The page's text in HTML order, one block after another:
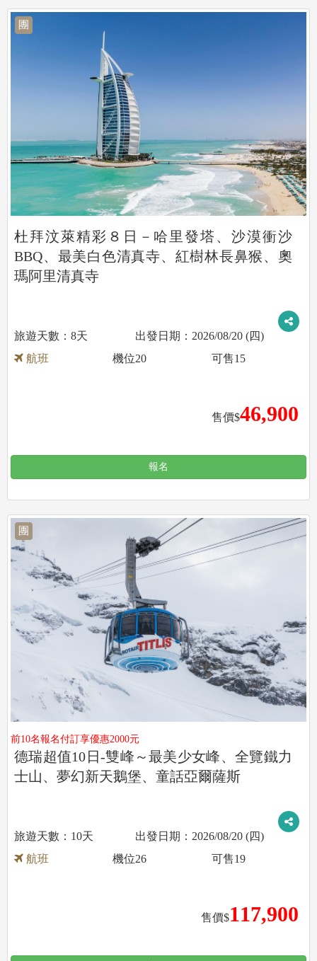
團
杜拜汶萊精彩８日－哈里發塔、沙漠衝沙
BBQ、最美白色清真寺、紅樹林長鼻猴、奧
瑪阿里清真寺
8天
2026/08/20 (四)
航班
售價$46,900
機位20 可售15
報名
團
前10名報名付訂享優惠2000元
德瑞超值10日-雙峰～最美少女峰、全覽鐵力
士山、夢幻新天鵝堡、童話亞爾薩斯
10天
2026/08/20 (四)
航班
售價$117,900
機位26 可售19